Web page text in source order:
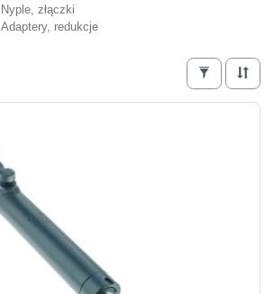
Nyple, złączki
Adaptery, redukcje